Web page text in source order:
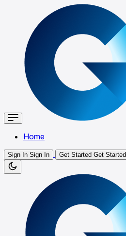
Home
Sign In Sign In Get Started Get Started